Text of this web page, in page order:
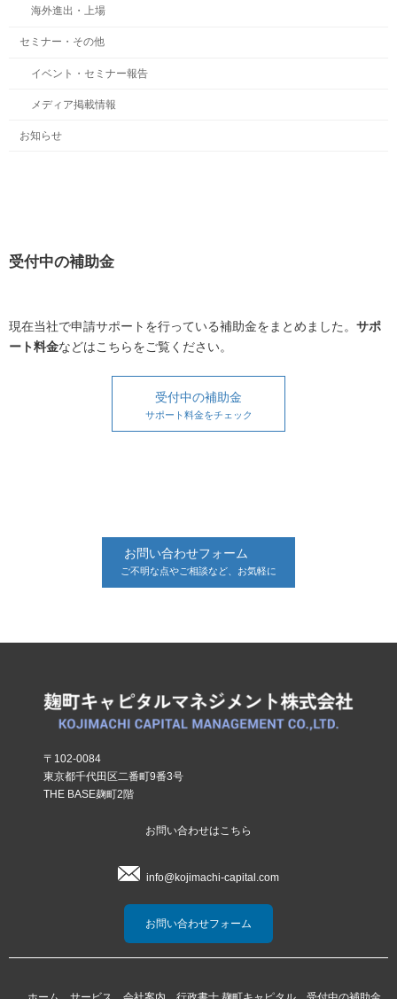
海外進出・上場
セミナー・その他
イベント・セミナー報告
メディア掲載情報
お知らせ
受付中の補助金
現在当社で申請サポートを行っている補助金をまとめました。 サポ
ート料金などはこちらをご覧ください。
受付中の補助金
サポート料金をチェック
お問い合わせフォーム
ご不明な点やご相談など、お気軽に
〒102-0084
東京都千代田区二番町9番3号
THE BASE麹町2階
お問い合わせはこちら
info@kojimachi-capital.com
お問い合わせフォーム